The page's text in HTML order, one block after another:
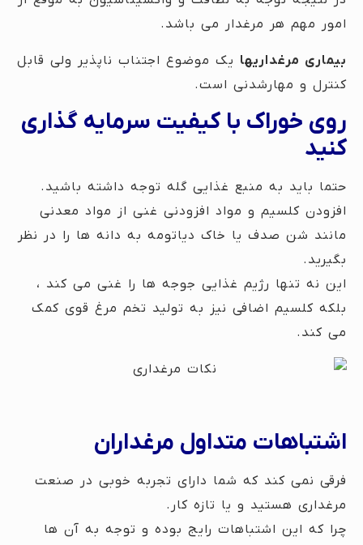
امور مهم هر مرغدار می باشد.
بیماری مرغداریها یک موضوع اجتناب ناپذیر ولی قابل
کنترل و مهارشدنی است.
روی خوراک با کیفیت سرمایه گذاری
کنید
حتما باید به منبع غذایی گله توجه داشته باشید.
افزودن کلسیم و مواد افزودنی غنی از مواد معدنی
مانند شن صدف یا خاک دیاتومه به دانه ها را در نظر
بگیرید.
این نه تنها رژیم غذایی جوجه ها را غنی می کند ،
بلکه کلسیم اضافی نیز به تولید تخم مرغ قوی کمک
می کند.
اشتباهات متداول مرغداران
فرقی نمی کند که شما دارای تجربه خوبی در صنعت
مرغداری هستید و یا تازه کار.
چرا که این اشتباهات رایج بوده و توجه به آن ها